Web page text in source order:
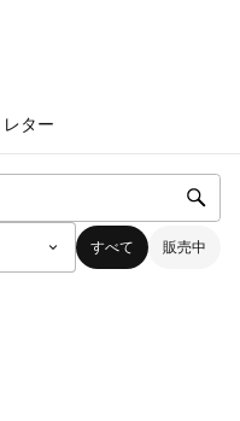
レター
すべて 販売中